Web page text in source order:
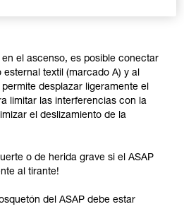
el ascenso, es posible conectar
esternal textil (marcado A) y al
desplazar ligeramente el
limitar las interferencias con la
el deslizamiento de la
o de herida grave si el ASAP
al tirante!
del ASAP debe estar